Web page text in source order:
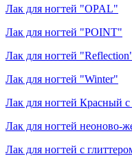
Лак для ногтей "OPAL"
Лак для ногтей "POINT"
Лак для ногтей
Лак для ногтей "Winter"
Лак для ногтей Красный
Лак для ногтей неоново-
Лак для ногтей с